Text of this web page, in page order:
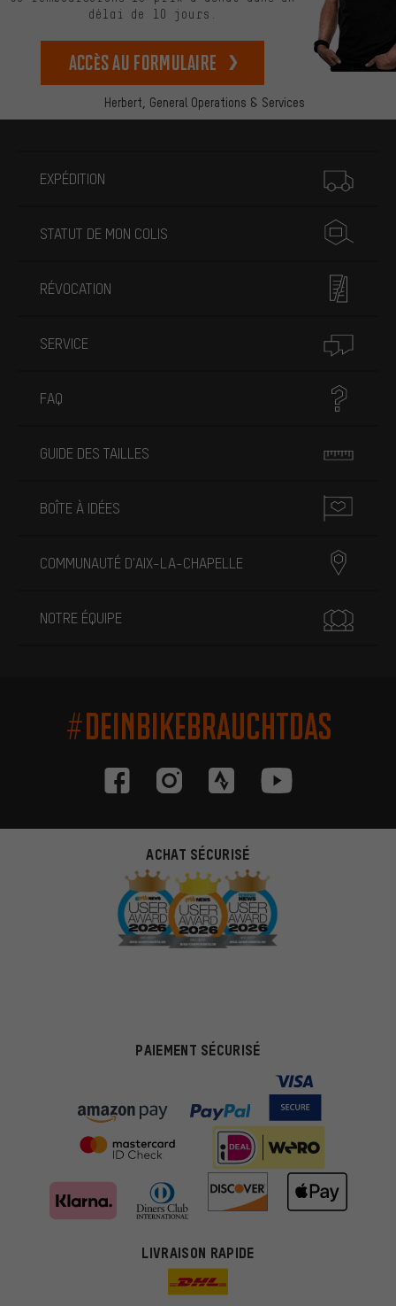
Herbert, General Operations & Services
délai de 10 jours.
Accès au formulaire
EXPÉDITION
STATUT DE MON COLIS
RÉVOCATION
SERVICE
FAQ
GUIDE DES TAILLES
BOÎTE À IDÉES
COMMUNAUTÉ D'AIX-LA-CHAPELLE
NOTRE ÉQUIPE
#DEINBIKEBRAUCHTDAS
ACHAT SÉCURISÉ
PAIEMENT SÉCURISÉ
LIVRAISON RAPIDE